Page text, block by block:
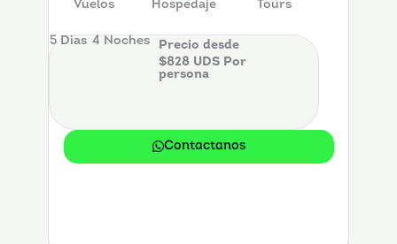
Vuelos Hospedaje Tours
5 Dias 4 Noches
Precio desde
$828 UDS Por
persona
Contactanos